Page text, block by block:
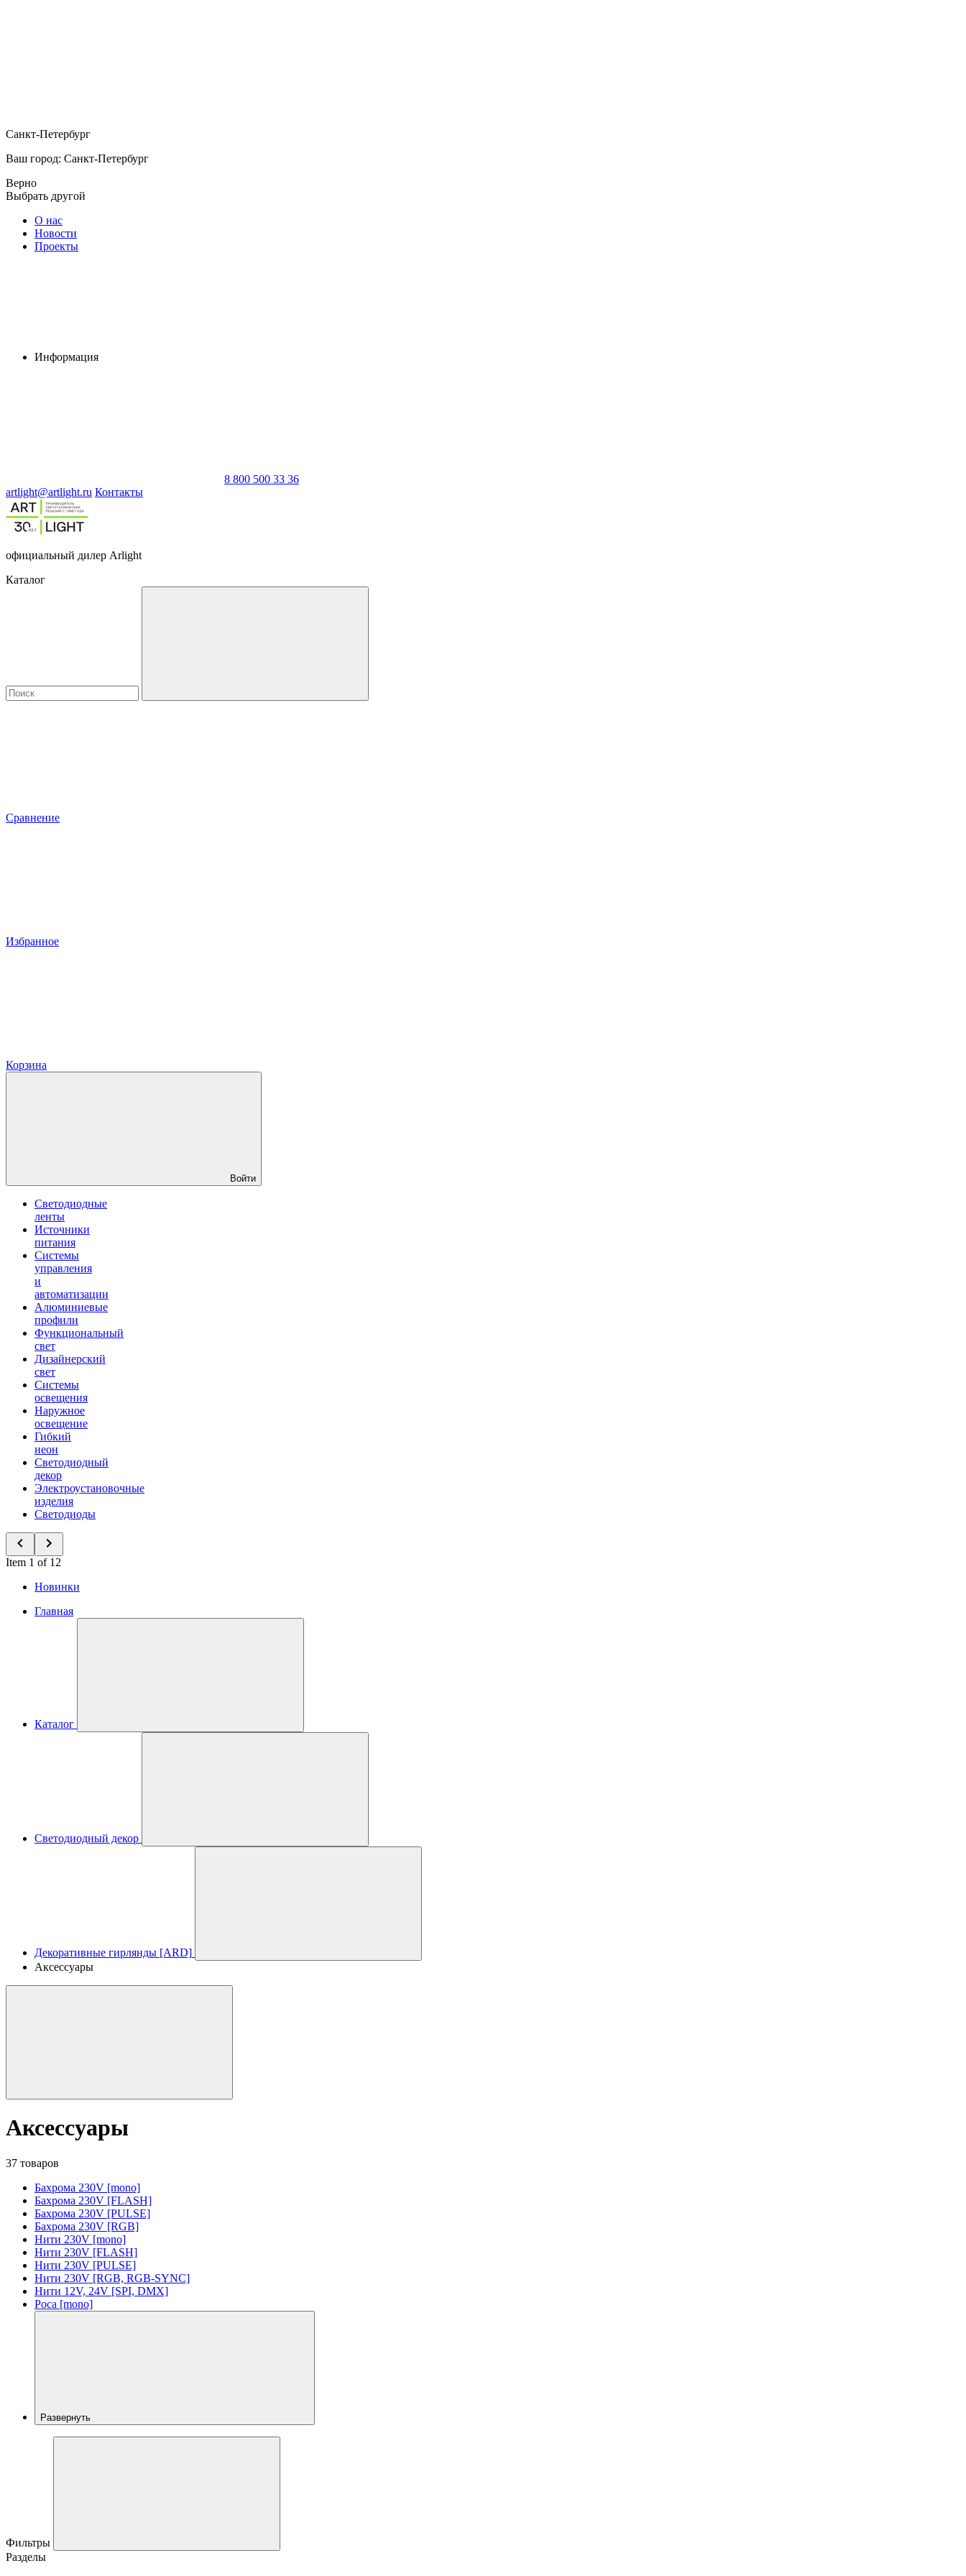
Санкт-Петербург
Ваш город: Санкт-Петербург
Верно
Выбрать другой
О нас
Новости
Проекты
Информация
8 800 500 33 36
artlight@artlight.ru Контакты
официальный дилер Arlight
Каталог
Сравнение
Избранное
Корзина
Войти
Светодиодные
ленты
Источники
питания
Системы
управления
и
автоматизации
Алюминиевые
профили
Функциональный
свет
Дизайнерский
свет
Системы
освещения
Наружное
освещение
Гибкий
неон
Светодиодный
декор
Электроустановочные
изделия
Светодиоды
Item 1 of 12
Новинки
Главная
Каталог
Светодиодный декор
Декоративные гирлянды [ARD]
Аксессуары
Аксессуары
37 товаров
Бахрома 230V [mono]
Бахрома 230V [FLASH]
Бахрома 230V [PULSE]
Бахрома 230V [RGB]
Нити 230V [mono]
Нити 230V [FLASH]
Нити 230V [PULSE]
Нити 230V [RGB, RGB-SYNC]
Нити 12V, 24V [SPI, DMX]
Роса [mono]
Развернуть
Фильтры
Разделы